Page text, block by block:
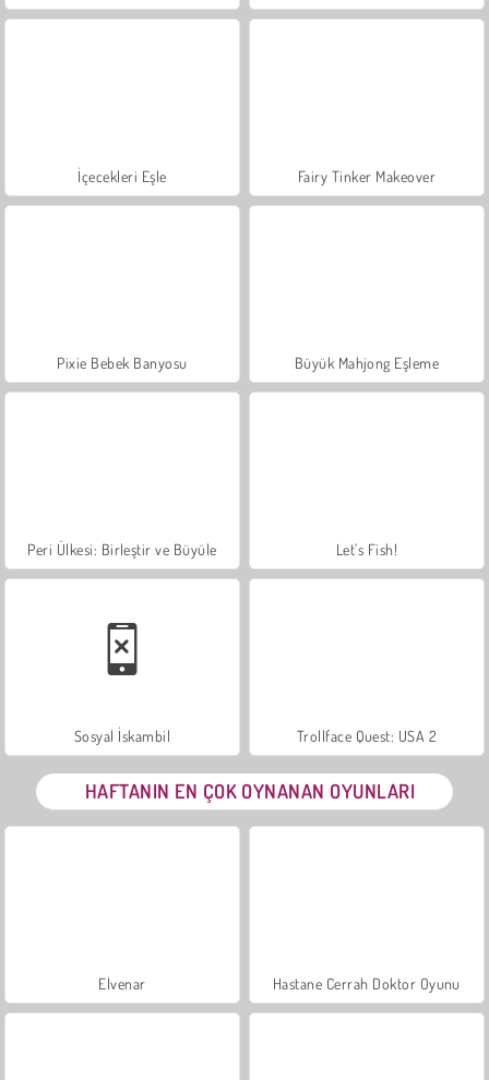
İçecekleri Eşle Fairy Tinker Makeover
Pixie Bebek Banyosu Büyük Mahjong Eşleme
Peri Ülkesi: Birleştir ve Büyüle Let's Fish!
Sosyal İskambil Trollface Quest: USA 2
HAFTANIN EN ÇOK OYNANAN OYUNLARI
Elvenar Hastane Cerrah Doktor Oyunu